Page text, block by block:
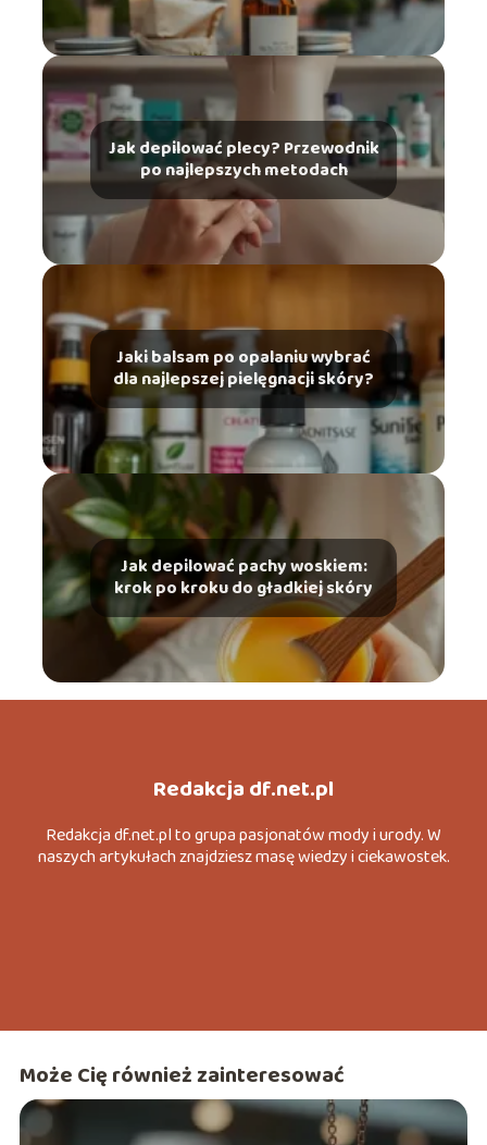
Jak depilować plecy? Przewodnik
po najlepszych metodach
Jaki balsam po opalaniu wybrać
dla najlepszej pielęgnacji skóry?
Jak depilować pachy woskiem:
krok po kroku do gładkiej skóry
Redakcja df.net.pl
Redakcja df.net.pl to grupa pasjonatów mody i urody. W
naszych artykułach znajdziesz masę wiedzy i ciekawostek.
Może Cię również zainteresować